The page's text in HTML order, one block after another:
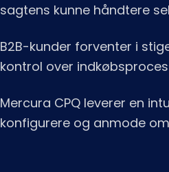
sagtens kunne håndtere
B2B-kunder forventer i
kontrol over
Mercura CPQ leverer en
konfigurere og anmode